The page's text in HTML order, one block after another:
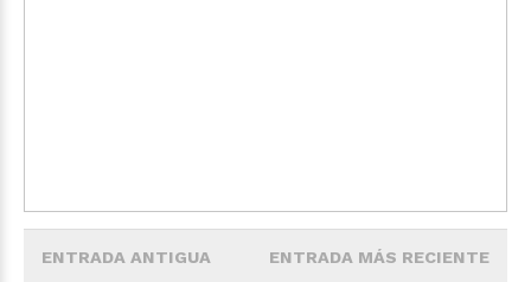
ENTRADA MÁS RECIENTE
ENTRADA ANTIGUA